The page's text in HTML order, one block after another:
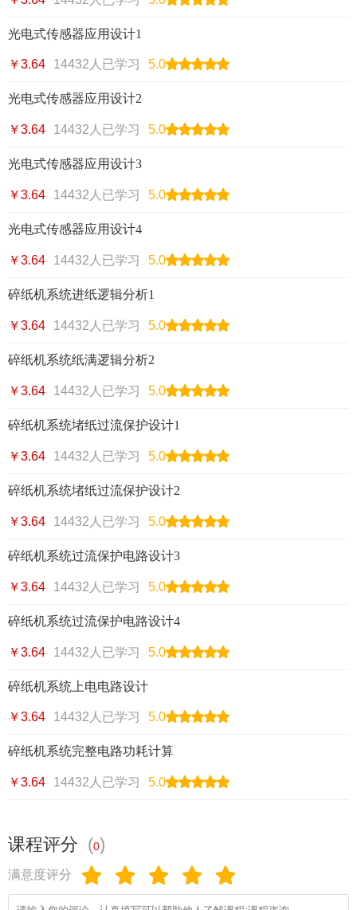
光电式传感器应用设计1
￥3.64 14432人已学习 5.0
光电式传感器应用设计2
￥3.64 14432人已学习 5.0
光电式传感器应用设计3
￥3.64 14432人已学习 5.0
光电式传感器应用设计4
￥3.64 14432人已学习 5.0
碎纸机系统进纸逻辑分析1
￥3.64 14432人已学习 5.0
碎纸机系统纸满逻辑分析2
￥3.64 14432人已学习 5.0
碎纸机系统堵纸过流保护设计1
￥3.64 14432人已学习 5.0
碎纸机系统堵纸过流保护设计2
￥3.64 14432人已学习 5.0
碎纸机系统过流保护电路设计3
￥3.64 14432人已学习 5.0
碎纸机系统过流保护电路设计4
￥3.64 14432人已学习 5.0
碎纸机系统上电电路设计
￥3.64 14432人已学习 5.0
碎纸机系统完整电路功耗计算
￥3.64 14432人已学习 5.0
课程评分 (0)
满意度评分